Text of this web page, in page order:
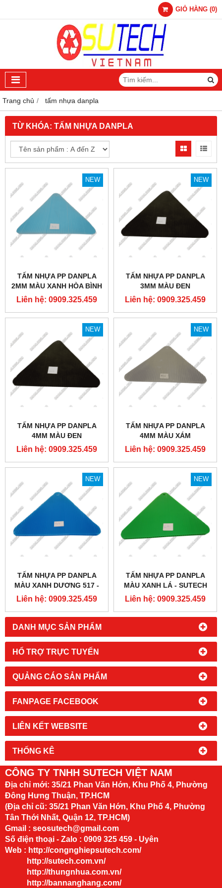
GIỎ HÀNG (0)
Trang chủ tấm nhựa danpla
DANH MỤC SẢN PHẨM
HỔ TRỢ TRỰC TUYẾN
QUẢNG CÁO SẢN PHẨM
FANPAGE FACEBOOK
LIÊN KẾT WEBSITE
THỐNG KÊ
TỪ KHÓA: TẤM NHỰA DANPLA
NEW
TẤM NHỰA PP DANPLA
2MM MÀU XANH HÒA BÌNH
Liên hệ: 0909.325.459
NEW
TẤM NHỰA PP DANPLA
3MM MÀU ĐEN
Liên hệ: 0909.325.459
NEW
TẤM NHỰA PP DANPLA
4MM MÀU ĐEN
Liên hệ: 0909.325.459
NEW
TẤM NHỰA PP DANPLA
4MM MÀU XÁM
Liên hệ: 0909.325.459
NEW
TẤM NHỰA PP DANPLA
MÀU XANH DƯƠNG 517 -
SUTECH VIỆT NAM
Liên hệ: 0909.325.459
NEW
TẤM NHỰA PP DANPLA
MÀU XANH LÁ - SUTECH
VIỆT NAM
Liên hệ: 0909.325.459
CÔNG TY TNHH SUTECH VIỆT NAM
Địa chỉ mới: 35/21 Phan Văn Hớn, Khu Phố 4, Phường
Đông Hưng Thuận, TP.HCM
(Địa chỉ cũ: 35/21 Phan Văn Hớn, Khu Phố 4, Phường
Tân Thới Nhất, Quận 12, TP.HCM)
Gmail : seosutech@gmail.com
Số điện thoại - Zalo : 0909 325 459 - Uyên
Web : http://congnghiepsutech.com/
http://sutech.com.vn/
http://thungnhua.com.vn/
http://bannanghang.com/